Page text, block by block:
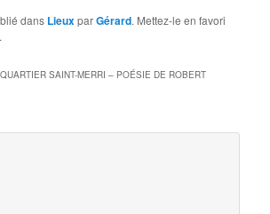
dans LieuxparGérard. Mettez-le en favori
.
QUARTIER SAINT-MERRI – POÉSIE DE ROBERT